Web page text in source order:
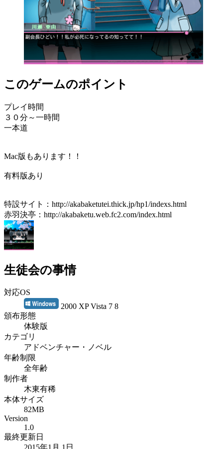
このゲームのポイント
プレイ時間
３０分～一時間
一本道
Mac版もあります！！
有料版あり
特設サイト：http://akabaketutei.thick.jp/hp1/indexs.html
赤羽決亭：http://akabaketu.web.fc2.com/index.html
生徒会の事情
対応OS
2000 XP Vista 7 8
頒布形態
体験版
カテゴリ
アドベンチャー・ノベル
年齢制限
全年齢
制作者
木東有稀
本体サイズ
82MB
Version
1.0
最終更新日